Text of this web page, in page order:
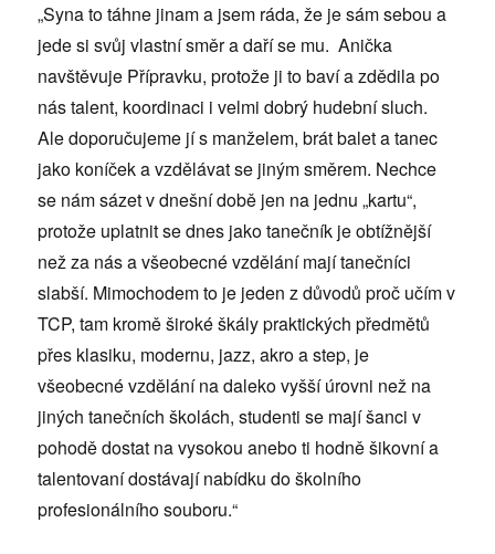
„Syna to táhne jinam a jsem ráda, že je sám sebou a
jede si svůj vlastní směr a daří se mu. Anička
navštěvuje Přípravku, protože ji to baví a zdědila po
nás talent, koordinaci i velmi dobrý hudební sluch.
Ale doporučujeme jí s manželem, brát balet a tanec
jako koníček a vzdělávat se jiným směrem. Nechce
se nám sázet v dnešní době jen na jednu „kartu“,
protože uplatnit se dnes jako tanečník je obtížnější
než za nás a všeobecné vzdělání mají tanečníci
slabší. Mimochodem to je jeden z důvodů proč učím v
TCP, tam kromě široké škály praktických předmětů
přes klasiku, modernu, jazz, akro a step, je
všeobecné vzdělání na daleko vyšší úrovni než na
jiných tanečních školách, studenti se mají šanci v
pohodě dostat na vysokou anebo ti hodně šikovní a
talentovaní dostávají nabídku do školního
profesionálního souboru.“